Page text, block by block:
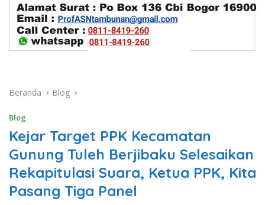
Beranda Blog
Blog
Kejar Target PPK Kecamatan
Gunung Tuleh Berjibaku Selesaikan
Rekapitulasi Suara, Ketua PPK, Kita
Pasang Tiga Panel